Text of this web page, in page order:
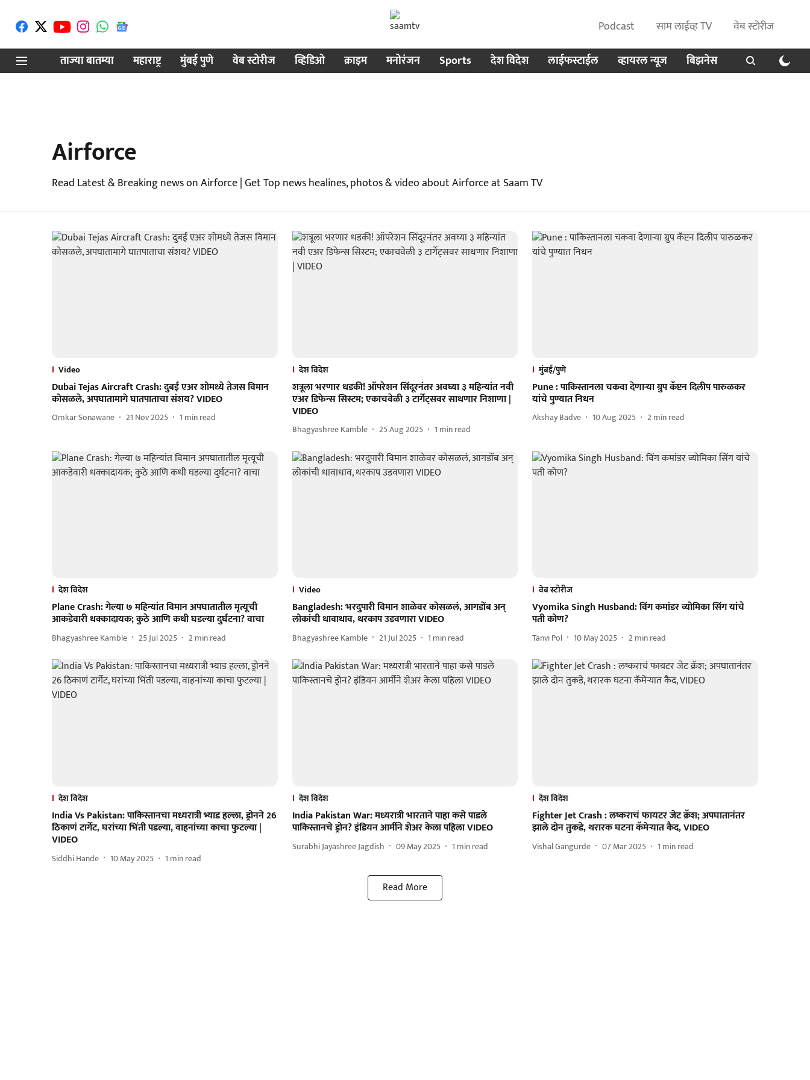
Podcast साम लाईव्ह TV
वेब स्टोरीज
ताज्या बातम्या
महाराष्ट्र मुंबई पुणे वेब स्टोरीज व्हिडिओ क्राइम मनोरंजन Sports देश विदेश लाईफस्टाईल व्हायरल न्यूज बिझनेस
Airforce
Read Latest & Breaking news on Airforce | Get Top news healines, photos & video about Airforce at Saam TV
Video
Dubai Tejas Aircraft Crash: दुबई एअर शोमध्ये तेजस विमान
कोसळले, अपघातामागे घातपाताचा संशय? VIDEO
Omkar Sonawane 21 Nov 2025 1 min read
देश विदेश
शत्रूला भरणार धडकी! ऑपरेशन सिंदूरनंतर अवघ्या ३ महिन्यांत नवी
एअर डिफेन्स सिस्टम; एकाचवेळी ३ टार्गेट्सवर साधणार निशाणा |
VIDEO
Bhagyashree Kamble 25 Aug 2025 1 min read
मुंबई/पुणे
Pune : पाकिस्तानला चकवा देणाऱ्या ग्रुप कॅप्टन दिलीप पारुळकर
यांचे पुण्यात निधन
Akshay Badve 10 Aug 2025 2min read
देश विदेश
Plane Crash: गेल्या ७ महिन्यांत विमान अपघातातील मृत्यूची
आकडेवारी धक्कादायक; कुठे आणि कधी घडल्या दुर्घटना? वाचा
Bhagyashree Kamble 25 Jul 2025 2min read
Video
Bangladesh: भरदुपारी विमान शाळेवर कोसळलं, आगडोंब अन्
लोकांची धावाधाव, थरकाप उडवणारा VIDEO
Bhagyashree Kamble 21 Jul 2025 1 min read
वेब स्टोरीज
Vyomika Singh Husband: विंग कमांडर व्योमिका सिंग यांचे
पती कोण?
Tanvi Pol 10 May 2025 2min read
देश विदेश
India Vs Pakistan: पाकिस्तानचा मध्यरात्री भ्याड हल्ला, ड्रोनने 26
ठिकाणं टार्गेट, घरांच्या भिंती पडल्या, वाहनांच्या काचा फुटल्या |
VIDEO
Siddhi Hande 10 May 2025 1 min read
देश विदेश
India Pakistan War: मध्यरात्री भारताने पाहा कसे पाडले
पाकिस्तानचे ड्रोन? इंडियन आर्मीने शेअर केला पहिला VIDEO
Surabhi Jayashree Jagdish 09 May 2025 1 min read
देश विदेश
Fighter Jet Crash : लष्कराचं फायटर जेट क्रॅश; अपघातानंतर
झाले दोन तुकडे, थरारक घटना कॅमेऱ्यात कैद, VIDEO
Vishal Gangurde 07 Mar 2025 1 min read
Read More